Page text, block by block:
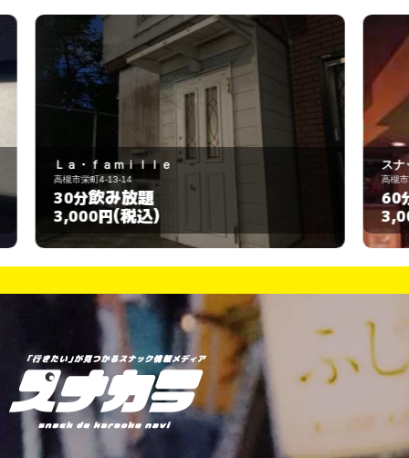
スナック じゅん
高槻市城北町2丁目13-2
60分飲み放題
3,000円(税込)